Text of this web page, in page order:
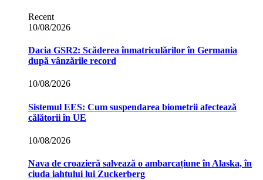
Recent
10/08/2026
Dacia GSR2: Scăderea înmatriculărilor în Germania
după vânzările record
10/08/2026
Sistemul EES: Cum suspendarea biometrii afectează
călătorii în UE
10/08/2026
Nava de croazieră salvează o ambarcațiune în Alaska, în
ciuda iahtului lui Zuckerberg